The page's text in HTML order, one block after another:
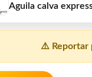
Aguila calva
⚠️ Reportar